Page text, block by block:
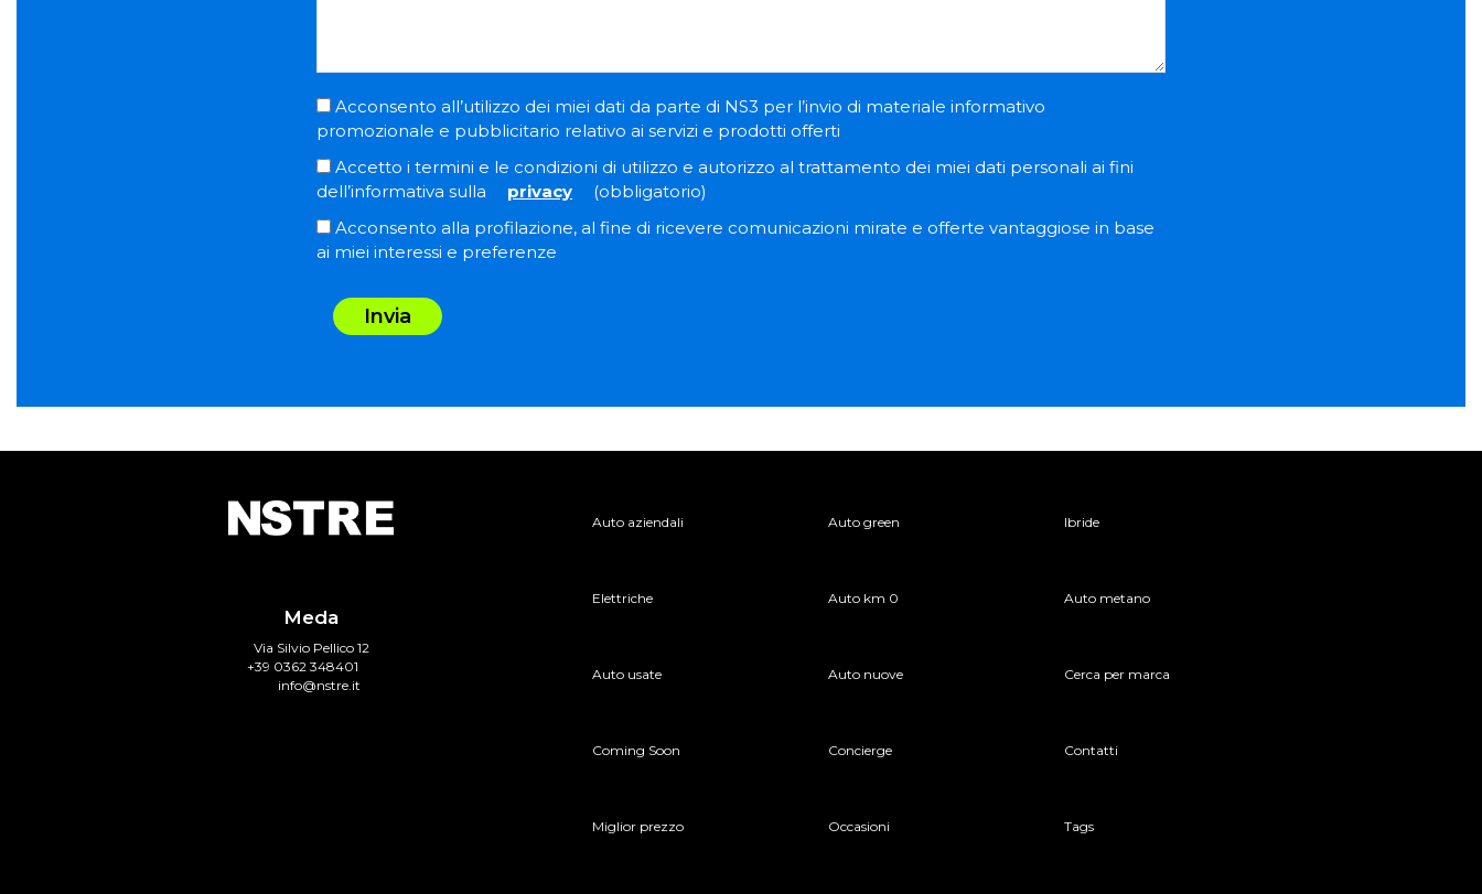
Acconsento all’utilizzo dei miei dati da parte di NS3 per l’invio di materiale informativo
promozionale e pubblicitario relativo ai servizi e prodotti offerti
Accetto i termini e le condizioni di utilizzo e autorizzo al trattamento dei miei dati personali ai fini
dell’informativa sulla
privacy
(obbligatorio)
Acconsento alla profilazione, al fine di ricevere comunicazioni mirate e offerte vantaggiose in base
ai miei interessi e preferenze
Invia
Meda
Via Silvio Pellico 12
+39 0362 348401
info@nstre.it
Auto aziendali Auto green Ibride
Elettriche Auto km 0 Auto metano
Auto usate Auto nuove Cerca per marca
Coming Soon Concierge Contatti
Miglior prezzo Occasioni Tags